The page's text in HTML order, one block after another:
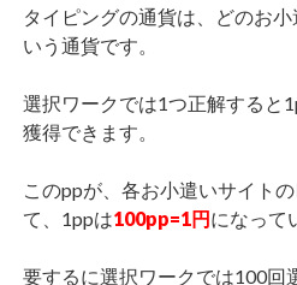
タイピングの通貨は、どのお
いう通貨です。
選択ワークでは1つ正解すると
獲得できます。
このppが、各お小遣いサイト
て、1ppは100pp=1円 になって
要するに選択ワークでは100回